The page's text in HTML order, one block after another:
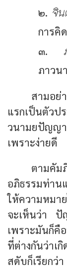
๒. จิ
การคิด
๓.
ภาวน
สามอย่
แรกเป็นตัว
วนามยปัญ
เพราะง่ายดี
ตามคัม
อภิธรรมท่า
ให้ความหมา
จะเห็นว่า
เพราะมันก็
ที่ต่างกันว่าเ
สดับก็เรียกว่